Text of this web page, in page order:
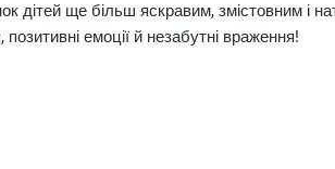
дітей ще більш яскравим, змістовним і
емоції й незабутні враження!